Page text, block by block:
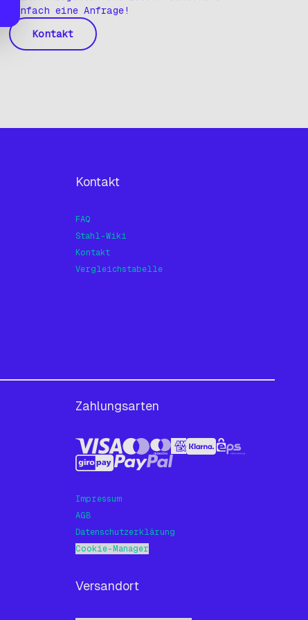
einfach eine Anfrage!
Kontakt
Kontakt
FAQ
Stahl-Wiki
Kontakt
Vergleichstabelle
Zahlungsarten
Impressum
AGB
Datenschutzerklärung
Cookie-Manager
Versandort